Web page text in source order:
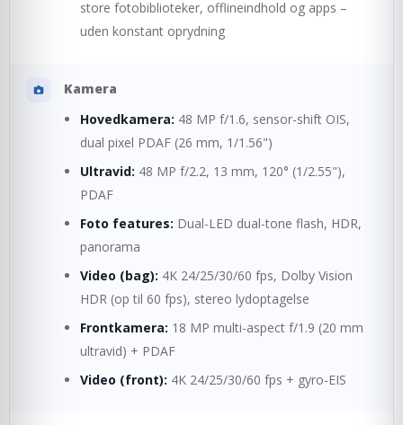
store fotobiblioteker, offlineindhold og apps –
uden konstant oprydning
Kamera
Hovedkamera: 48 MP f/1.6, sensor-shift OIS,
dual pixel PDAF (26 mm, 1/1.56")
Ultravid: 48 MP f/2.2, 13 mm, 120° (1/2.55"),
PDAF
Foto features: Dual-LED dual-tone flash, HDR,
panorama
Video (bag): 4K 24/25/30/60 fps, Dolby Vision
HDR (op til 60 fps), stereo lydoptagelse
Frontkamera: 18 MP multi-aspect f/1.9 (20 mm
ultravid) + PDAF
Video (front): 4K 24/25/30/60 fps + gyro-EIS